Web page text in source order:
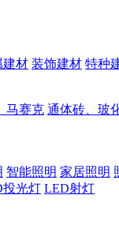
建材 装饰建材 特种
马赛克 通体砖、玻
智能照明 家居照明
投光灯 LED射灯